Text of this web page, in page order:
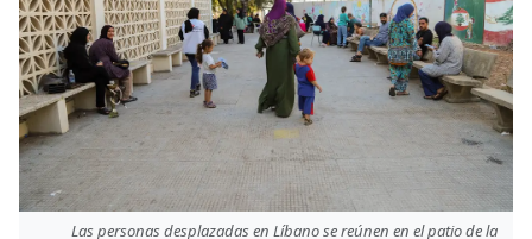
Las personas desplazadas en Líbano se reúnen en el patio de la